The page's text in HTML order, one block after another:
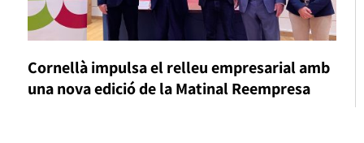
Cornellà impulsa el relleu empresarial amb
una nova edició de la Matinal Reempresa